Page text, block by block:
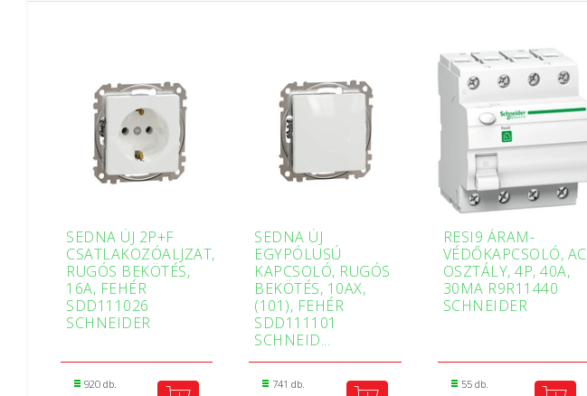
SEDNA ÚJ 2P+F
CSATLAKOZÓALJZAT,
RUGÓS BEKÖTÉS,
16A, FEHÉR
SDD111026
SCHNEIDER
920 db.
SEDNA ÚJ
EGYPÓLUSÚ
KAPCSOLÓ, RUGÓS
BEKÖTÉS, 10AX,
(101), FEHÉR
SDD111101
SCHNEID...
741 db.
RESI9 ÁRAM-
VÉDŐKAPCSOLÓ, AC
OSZTÁLY, 4P, 40A,
30MA R9R11440
SCHNEIDER
55 db.